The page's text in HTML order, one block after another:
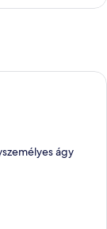
ajtóval, egy barna
ágy